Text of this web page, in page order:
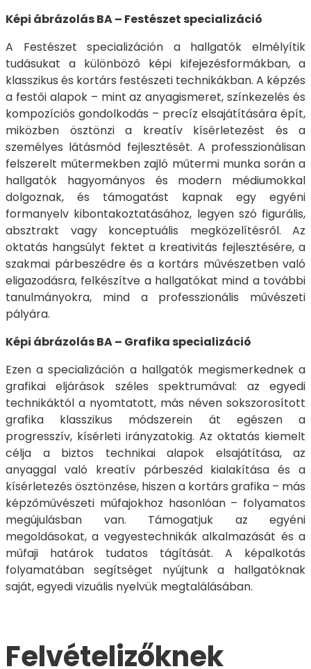
Képi ábrázolás BA – Festészet specializáció
A Festészet specializáción a hallgatók elmélyítik
tudásukat a különböző képi kifejezésformákban, a
klasszikus és kortárs festészeti technikákban. A képzés
a festői alapok – mint az anyagismeret, színkezelés és
kompozíciós gondolkodás – precíz elsajátítására épít,
miközben ösztönzi a kreatív kísérletezést és a
személyes látásmód fejlesztését. A professzionálisan
felszerelt műtermekben zajló műtermi munka során a
hallgatók hagyományos és modern médiumokkal
dolgoznak, és támogatást kapnak egy egyéni
formanyelv kibontakoztatásához, legyen szó figurális,
absztrakt vagy konceptuális megközelítésről. Az
oktatás hangsúlyt fektet a kreativitás fejlesztésére, a
szakmai párbeszédre és a kortárs művészetben való
eligazodásra, felkészítve a hallgatókat mind a további
tanulmányokra, mind a professzionális művészeti
pályára.
Képi ábrázolás BA – Grafika specializáció
Ezen a specializáción a hallgatók megismerkednek a
grafikai eljárások széles spektrumával: az egyedi
technikáktól a nyomtatott, más néven sokszorosított
grafika klasszikus módszerein át egészen a
progresszív, kísérleti irányzatokig. Az oktatás kiemelt
célja a biztos technikai alapok elsajátítása, az
anyaggal való kreatív párbeszéd kialakítása és a
kísérletezés ösztönzése, hiszen a kortárs grafika – más
képzőművészeti műfajokhoz hasonlóan – folyamatos
megújulásban van. Támogatjuk az egyéni
megoldásokat, a vegyestechnikák alkalmazását és a
műfaji határok tudatos tágítását. A képalkotás
folyamatában segítséget nyújtunk a hallgatóknak
saját, egyedi vizuális nyelvük megtalálásában.
Felvételizőknek